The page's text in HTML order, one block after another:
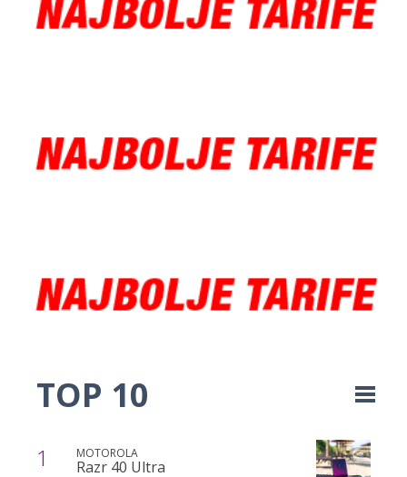
TOP 10
1 MOTOROLA
Razr 40 Ultra